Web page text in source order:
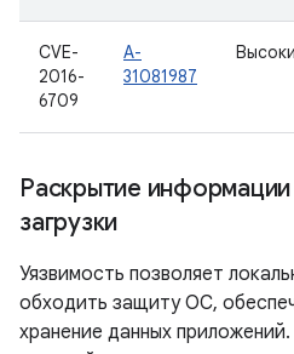
CVE-
2016-
6709
A-
31081987
Раскрытие
загрузки
Уязвимость позволяет
обходить защиту ОС,
хранение данных